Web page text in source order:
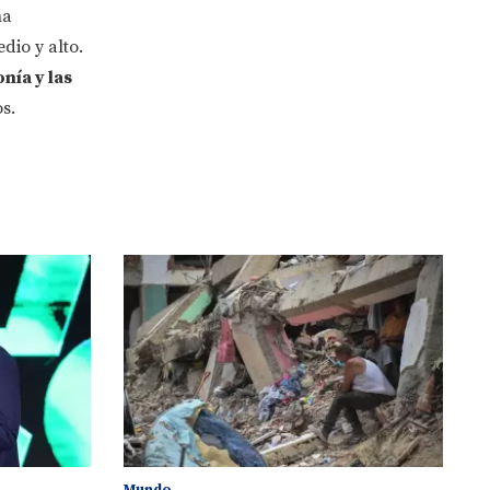
y alto.
y las